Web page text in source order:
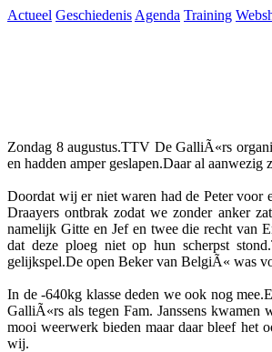
Actueel Geschiedenis Agenda Training
Zondag 8 augustus.TTV De GalliÃ«rs
en hadden amper geslapen.Daar al
Doordat wij er niet waren had de Peter voor
Draayers ontbrak zodat we zonder anker
namelijk Gitte en Jef en twee die recht van
dat deze ploeg niet op hun scherpst
gelijkspel.De open Beker van BelgiÃ« was
In de -640kg klasse deden we ook nog
GalliÃ«rs als tegen Fam. Janssens
mooi weerwerk bieden maar daar bleef het
wij.